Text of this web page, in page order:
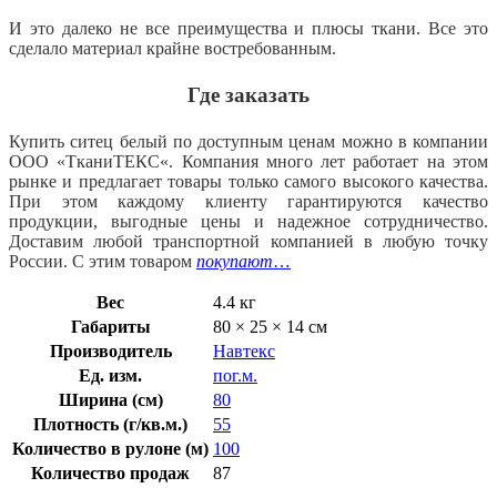
И это далеко не все преимущества и плюсы ткани. Все это
сделало материал крайне востребованным.
Где заказать
Купить ситец белый по доступным ценам можно в компании
ООО «ТканиТЕКС«. Компания много лет работает на этом
рынке и предлагает товары только самого высокого качества.
При этом каждому клиенту гарантируются качество
продукции, выгодные цены и надежное сотрудничество.
Доставим любой транспортной компанией в любую точку
России. С этим товаром покупают…
Вес
4.4 кг
Габариты
80 × 25 × 14 см
Производитель
Навтекс
Ед. изм.
пог.м.
Ширина (см)
80
Плотность (г/кв.м.)
55
Количество в рулоне (м) 100
Количество продаж
87